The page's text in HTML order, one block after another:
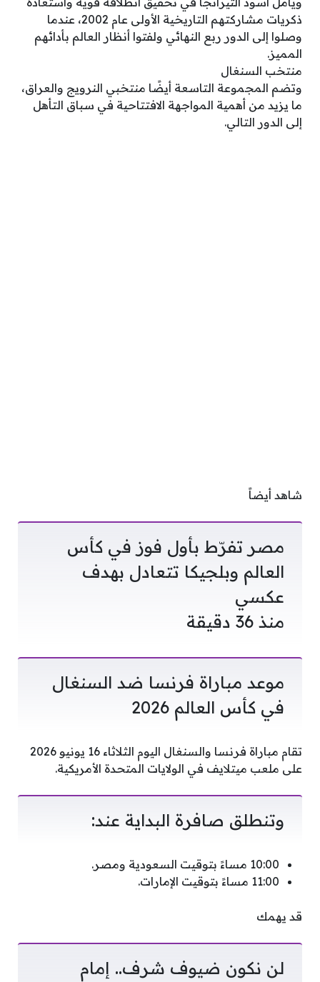
ذكريات مشاركتهم التاريخية الأولى عام 2002، عندما
وصلوا إلى الدور ربع النهائي ولفتوا أنظار العالم بأدائهم
المميز.
منتخب السنغال
وتضم المجموعة التاسعة أيضًا منتخبي النرويج والعراق،
ما يزيد من أهمية المواجهة الافتتاحية في سباق التأهل
إلى الدور التالي.
شاهد أيضاً
مصر تفرّط بأول فوز في كأس
العالم وبلجيكا تتعادل بهدف
عكسي
منذ 36 دقيقة
موعد مباراة فرنسا ضد السنغال
في كأس العالم 2026
تقام مباراة فرنسا والسنغال اليوم الثلاثاء 16 يونيو 2026
على ملعب ميتلايف في الولايات المتحدة الأمريكية.
وتنطلق صافرة البداية عند:
10:00 مساءً بتوقيت السعودية ومصر.
11:00 مساءً بتوقيت الإمارات.
قد يهمك
لن نكون ضيوف شرف.. إمام